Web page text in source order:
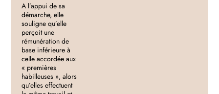
A l’appui de sa
démarche, elle
souligne qu’elle
perçoit une
rémunération de
base inférieure à
celle accordée aux
« premières
habilleuses », alors
qu’elles effectuent